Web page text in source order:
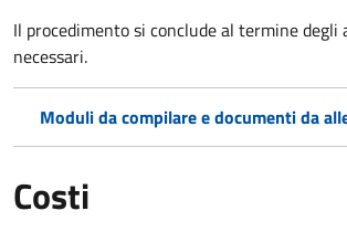
Il procedimento si conclude al termine degli
necessari.
Moduli da compilare e documenti da
Costi